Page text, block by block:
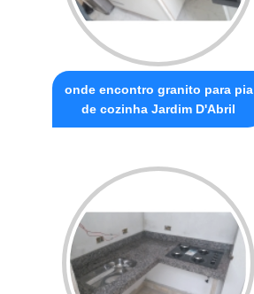
onde encontro granito para pia
de cozinha Jardim D'Abril